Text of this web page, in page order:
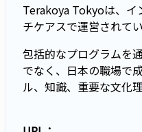
Terakoya Tokyoは、イ
チケアスで運営されてい
包括的なプログラムを
でなく、日本の職場で
ル、知識、重要な文化